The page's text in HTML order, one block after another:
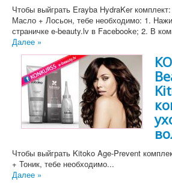
Чтобы выйграть Erayba HydraKer
Масло + Лосьон, тебе необходимо: 1.
страничке e-beauty.lv в Facebookе; 2. В
Далее »
Чтобы выйграть Kitoko Age-Prevent
+ Тоник, тебе необходимо...
Далее »